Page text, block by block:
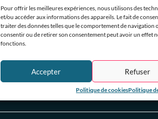
Pour offrir les meilleures expériences, nous utilisons des
et/ou accéder aux informations des appareils. Le fait de
traiter des données telles que le comportement de navigation
consentir ou de retirer son consentement peut avoir un effet
fonctions.
Accepter Refuser
Politique de cookiesPolitique
Choisissez votre
Nos tarifs et nos